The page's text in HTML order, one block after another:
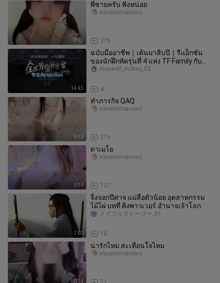
0:13
พี่ชายครับ ฟังหน่อย
375
xiaoxinmiaoovo
14:43
ฉบับมืออาชีพ｜เต้นมาสิบปี｜รีแอ็กชัน
ของนักฝึกหัดรุ่นที่ 4 แห่ง TF Family กับ
เพลง “ทั่วโลกคอยเป็นเพื่อน
4
maxwell_mckay_03
0:12
ทำภารกิจ QAQ
216
xiaoxinmiaoovo
0:14
ดาเมโย
737
xiaoxinmiaoovo
2:01
จิ้งจอกปีศาจ แม่สื่อตัวน้อย อุตสาหกรรม
ไม้ไผ่ บทที่ คิงพาวเวอร์ อำนาจเจ้าโลก
18
メイプルストーリー_01
0:14
น่ารักไหม สะเทือนใจไหม
xiaoxinmiaoovo